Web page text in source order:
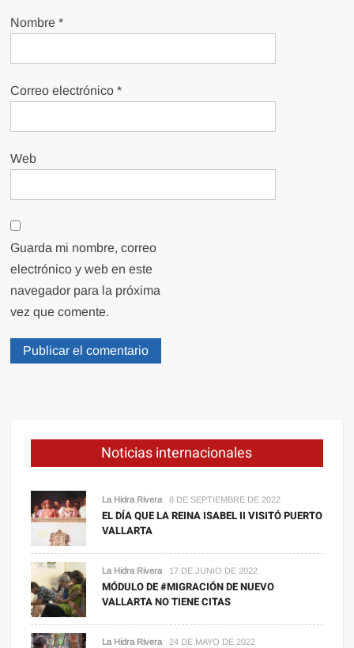
Nombre*
Correo electrónico*
Web
Guarda mi nombre, correo
electrónico y web en este
navegador para la próxima
vez que comente.
Noticias internacionales
La Hidra Rivera 8 DE SEPTIEMBRE DE 2022
EL DÍA QUE LA REINA ISABEL II VISITÓ PUERTO
VALLARTA
La Hidra Rivera 17 DE JUNIO DE 2022
MÓDULO DE #MIGRACIÓN DE NUEVO
VALLARTA NO TIENE CITAS
La Hidra Rivera 24 DE MAYO DE 2022